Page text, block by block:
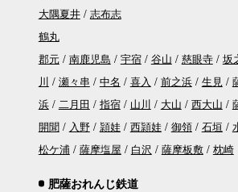
大隅夏井
志布志
鶴丸
郡元
南鹿児島 宇宿 谷山 慈眼寺 坂
川
瀬々串 中名 喜入 前之浜 生見
浜
二月田 指宿 山川 大山 西大山
開聞
入野 頴娃 西頴娃 御領 石垣
松ケ浦
薩摩塩屋 白沢 薩摩板敷 枕崎
肥薩おれんじ鉄道